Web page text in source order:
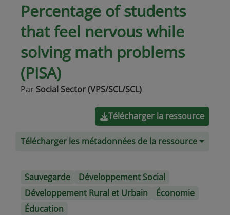
Percentage of students
that feel nervous while
solving math problems
(PISA)
Par Social Sector (VPS/SCL/SCL)
Télécharger la ressource
Télécharger les métadonnées de la ressource
Sauvegarde
Développement Social
Développement Rural et Urbain
Économie
Éducation